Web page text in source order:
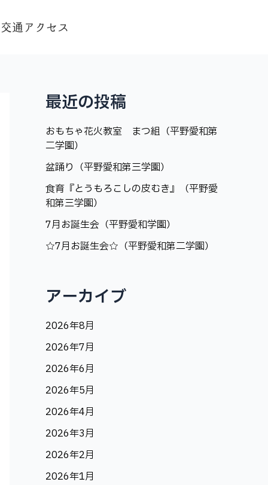
交通アクセス
最近の投稿
おもちゃ花火教室 まつ組（平野愛和第
二学園）
盆踊り（平野愛和第三学園）
食育『とうもろこしの皮むき』（平野愛
和第三学園）
7月お誕生会（平野愛和学園）
☆7月お誕生会☆（平野愛和第二学園）
アーカイブ
2026年8月
2026年7月
2026年6月
2026年5月
2026年4月
2026年3月
2026年2月
2026年1月